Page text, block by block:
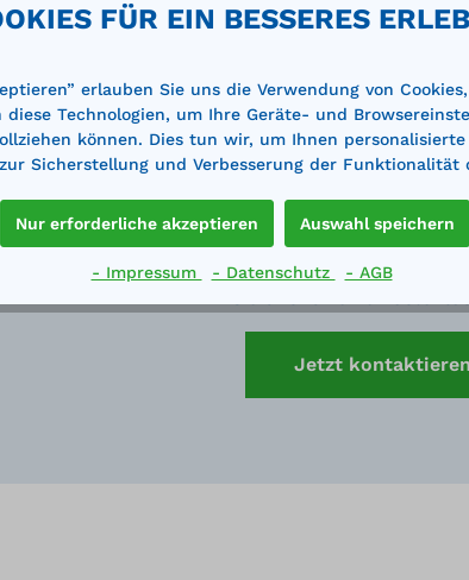
sind wir Ihnen bei der Planung und Auswahl der
Jetzt kontaktieren
FÜR EIN BESSERES
erlauben Sie uns die Verwendung von
diese Technologien, um Ihre Geräte- und
können. Dies tun wir, um Ihnen
Sicherstellung und Verbesserung der Funktionalität
Nur erforderliche akzeptieren Auswahl speichern
- Impressum - Datenschutz - AGB